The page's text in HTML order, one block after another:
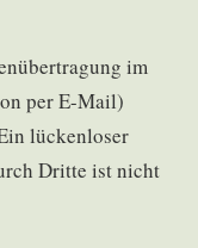
im
per E-Mail)
lückenloser
Dritte ist nicht